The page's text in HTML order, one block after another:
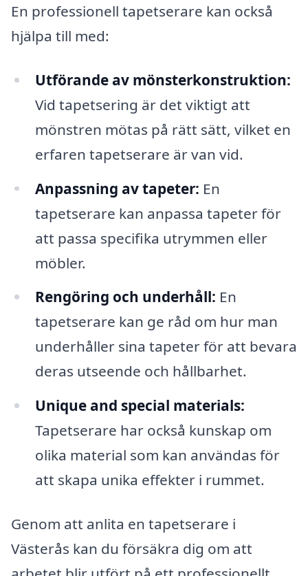
En professionell tapetserare kan också
hjälpa till med:
Utförande av mönsterkonstruktion:
Vid tapetsering är det viktigt att
mönstren mötas på rätt sätt, vilket en
erfaren tapetserare är van vid.
Anpassning av tapeter: En
tapetserare kan anpassa tapeter för
att passa specifika utrymmen eller
möbler.
Rengöring och underhåll: En
tapetserare kan ge råd om hur man
underhåller sina tapeter för att bevara
deras utseende och hållbarhet.
Unique and special materials:
Tapetserare har också kunskap om
olika material som kan användas för
att skapa unika effekter i rummet.
Genom att anlita en tapetserare i
Västerås kan du försäkra dig om att